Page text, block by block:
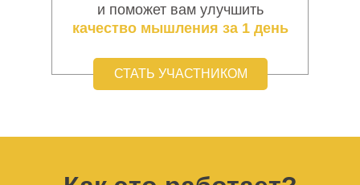
и поможет вам улучшить
качество мышления за 1 день
СТАТЬ УЧАСТНИКОМ